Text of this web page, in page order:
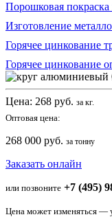
Порошковая покраска
Изготовление
Горячее цинкование
Горячее цинкование
Цена: 268 руб. за кг.
Оптовая цена:
268 000 руб. за тонну
Заказать онлайн
или позвоните +7 (495)
Цена может изменяться —